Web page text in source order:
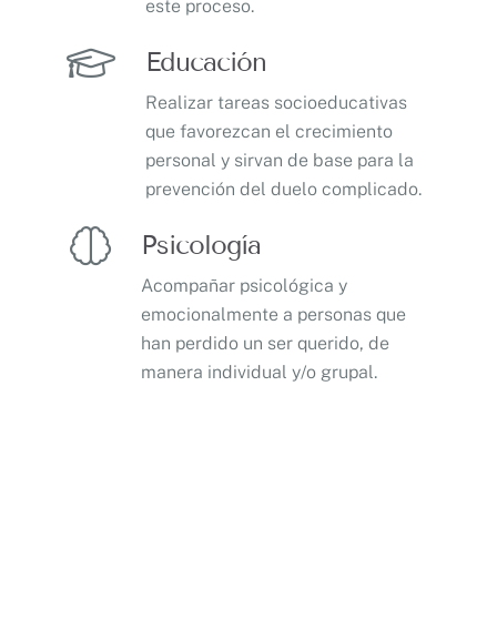
este proceso.
Educación
Realizar tareas socioeducativas
que favorezcan el crecimiento
personal y sirvan de base para la
prevención del duelo complicado.
Psicología
Acompañar psicológica y
emocionalmente a personas que
han perdido un ser querido, de
manera individual y/o grupal.